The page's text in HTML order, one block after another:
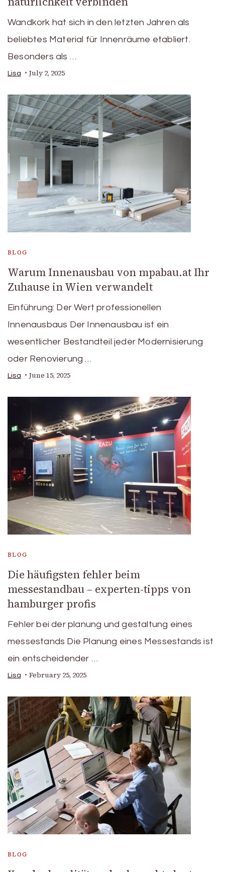
Wandkork hat sich in den letzten Jahren als
beliebtes Material für Innenräume etabliert.
Besonders als …
Lisa July 2, 2025
BLOG
Warum Innenausbau von mpabau.at Ihr
Zuhause in Wien verwandelt
Einführung: Der Wert professionellen
Innenausbaus Der Innenausbau ist ein
wesentlicher Bestandteil jeder Modernisierung
oder Renovierung …
Lisa June 15, 2025
BLOG
Die häufigsten fehler beim
messestandbau – experten-tipps von
hamburger profis
Fehler bei der planung und gestaltung eines
messestands Die Planung eines Messestands ist
ein entscheidender …
Lisa February 25, 2025
BLOG